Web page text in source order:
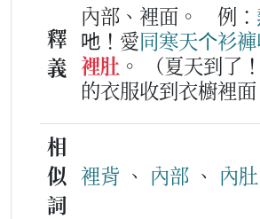
釋
義
內部、裡面。 例：
吔！愛同寒天个衫褲
裡肚 。
（夏天到了
的衣服收到衣櫥裡面
相
似
詞
裡背 、 內部 、 內肚